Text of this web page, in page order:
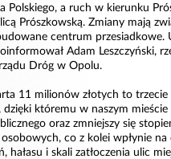
Polskiego, a ruch w kierunku
Prószkowską. Zmiany mają
centrum przesiadkowe.
Adam Leszczyński,
Dróg w Opolu.
11 milionów złotych to
dzięki któremu w naszym
oraz zmniejszy się
co z kolei wpłynie na
hałasu i skali zatłoczenia ulic